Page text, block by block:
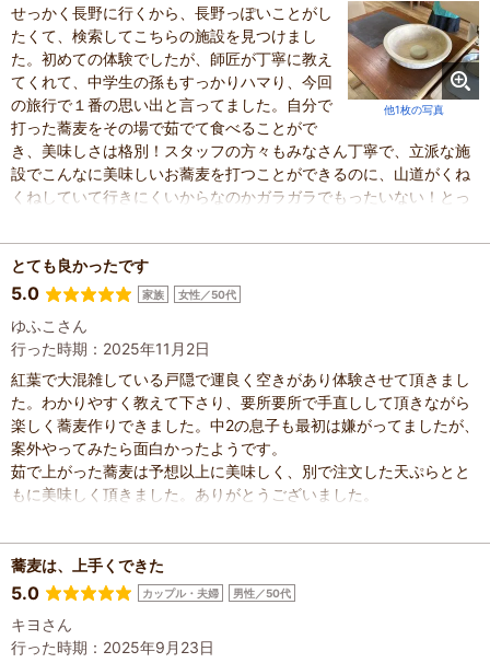
他1枚の写真
せっかく長野に行くから、長野っぽいことがし
たくて、検索してこちらの施設を見つけまし
た。初めての体験でしたが、師匠が丁寧に教え
てくれて、中学生の孫もすっかりハマり、今回
の旅行で１番の思い出と言ってました。自分で
打った蕎麦をその場で茹でて食べることがで
き、美味しさは格別！スタッフの方々もみなさん丁寧で、立派な施
設でこんなに美味しいお蕎麦を打つことができるのに、山道がくね
くねしていて行きにくいからなのかガラガラでもったいない！とっ
てもらいたい！と思いました。機会があったらまた行きます。
とても良かったです
5.0 家族 女性／50代
ゆふこさん
行った時期：2025年11月2日
紅葉で大混雑している戸隠で運良く空きがあり体験させて頂きまし
た。わかりやすく教えて下さり、要所要所で手直しして頂きながら
楽しく蕎麦作りできました。中2の息子も最初は嫌がってましたが、
案外やってみたら面白かったようです。
茹で上がった蕎麦は予想以上に美味しく、別で注文した天ぷらとと
もに美味しく頂きました。ありがとうございました。
蕎麦は、上手くできた
5.0 カップル・夫婦 男性／50代
キヨさん
行った時期：2025年9月23日